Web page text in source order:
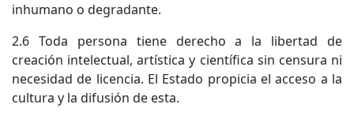
inhumano o degradante.
2.6 Toda persona tiene derecho a la libertad de
creación intelectual, artística y científica sin censura ni
necesidad de licencia. El Estado propicia el acceso a la
cultura y la difusión de esta.